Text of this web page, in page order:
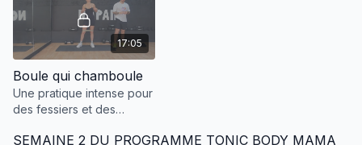
https://open.spotify.com/playlist/2n4KaC881j0yvx1sYgbA46?
si=ef94f702ab7a498e
🎵 Semaine 2 - Séance 3
17:05
Boule qui chamboule
Une pratique intense pour
des fessiers et des
SEMAINE 2 DU PROGRAMME TONIC BODY MAMA